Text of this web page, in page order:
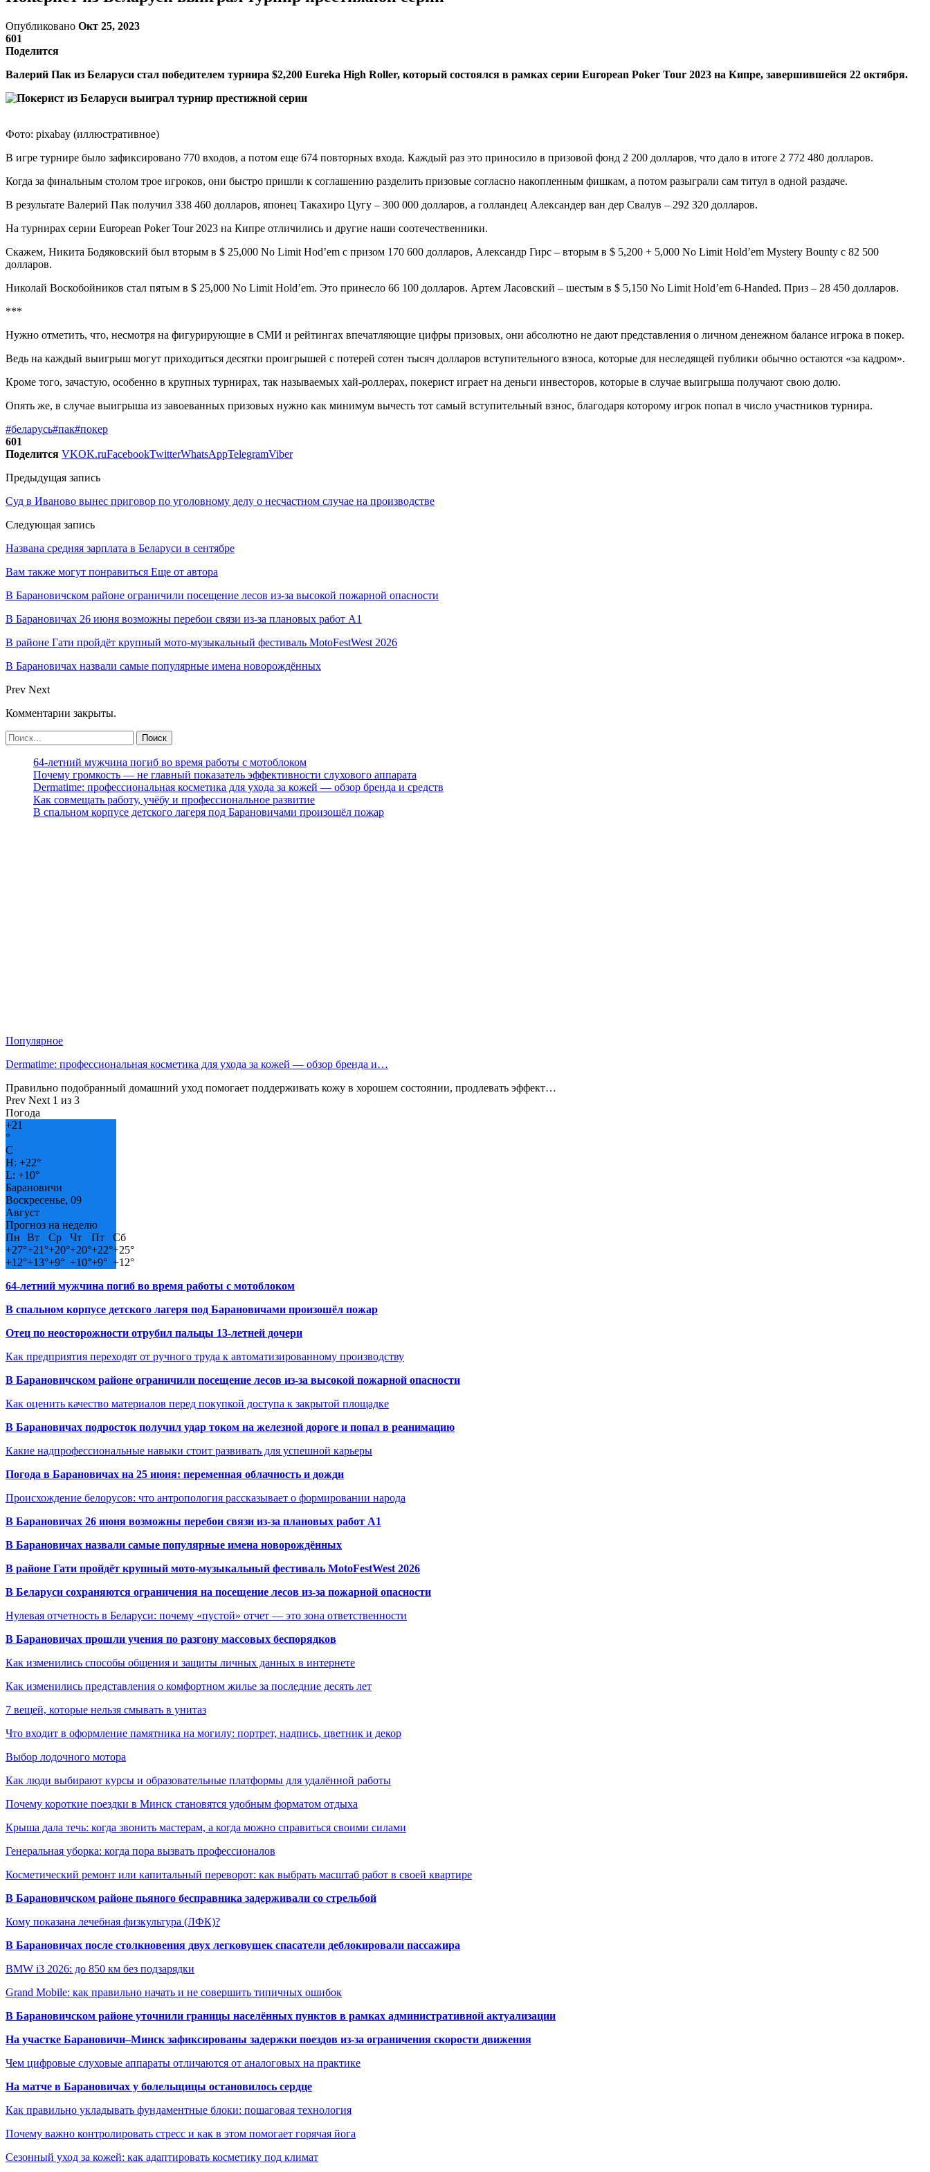
Опубликовано Окт 25, 2023
601
Поделится
Валерий Пак из Беларуси стал победителем турнира $2,200 Eureka High Roller, который состоялся в рамках серии European Poker Tour 2023 на Кипре, завершившейся 22 октября.
Фото: pixabay (иллюстративное)
В игре турнире было зафиксировано 770 входов, а потом еще 674 повторных входа. Каждый раз это приносило в призовой фонд 2 200 долларов, что дало в итоге 2 772 480 долларов.
Когда за финальным столом трое игроков, они быстро пришли к соглашению разделить призовые согласно накопленным фишкам, а потом разыграли сам титул в одной раздаче.
В результате Валерий Пак получил 338 460 долларов, японец Такахиро Цугу – 300 000 долларов, а голландец Александер ван дер Свалув – 292 320 долларов.
На турнирах серии European Poker Tour 2023 на Кипре отличились и другие наши соотечественники.
Скажем, Никита Бодяковский был вторым в $ 25,000 No Limit Hod’em с призом 170 600 долларов, Александр Гирс – вторым в $ 5,200 + 5,000 No Limit Hold’em Mystery Bounty с 82 500
долларов.
Николай Воскобойников стал пятым в $ 25,000 No Limit Hold’em. Это принесло 66 100 долларов. Артем Ласовский – шестым в $ 5,150 No Limit Hold’em 6-Handed. Приз – 28 450 долларов.
***
Нужно отметить, что, несмотря на фигурирующие в СМИ и рейтингах впечатляющие цифры призовых, они абсолютно не дают представления о личном денежном балансе игрока в покер.
Ведь на каждый выигрыш могут приходиться десятки проигрышей с потерей сотен тысяч долларов вступительного взноса, которые для неследящей публики обычно остаются «за кадром».
Кроме того, зачастую, особенно в крупных турнирах, так называемых хай-роллерах, покерист играет на деньги инвесторов, которые в случае выигрыша получают свою долю.
Опять же, в случае выигрыша из завоеванных призовых нужно как минимум вычесть тот самый вступительный взнос, благодаря которому игрок попал в число участников турнира.
#беларусь#пак#покер
601
Поделится VKOK.ruFacebookTwitterWhatsAppTelegramViber
Предыдущая запись
Суд в Иваново вынес приговор по уголовному делу о несчастном случае на производстве
Следующая запись
Названа средняя зарплата в Беларуси в сентябре
Вам также могут понравиться Еще от автора
В Барановичском районе ограничили посещение лесов из-за высокой пожарной опасности
В Барановичах 26 июня возможны перебои связи из-за плановых работ A1
В районе Гати пройдёт крупный мото-музыкальный фестиваль MotoFestWest 2026
В Барановичах назвали самые популярные имена новорождённых
Prev Next
Комментарии закрыты.
64-летний мужчина погиб во время работы с мотоблоком
Почему громкость — не главный показатель эффективности слухового аппарата
Dermatime: профессиональная косметика для ухода за кожей — обзор бренда и средств
Как совмещать работу, учёбу и профессиональное развитие
В спальном корпусе детского лагеря под Барановичами произошёл пожар
Популярное
Dermatime: профессиональная косметика для ухода за кожей — обзор бренда и…
Правильно подобранный домашний уход помогает поддерживать кожу в хорошем состоянии, продлевать эффект…
Prev Next 1 из 3
Погода
+21
°
C
H: +22°
L: +10°
Барановичи
Воскресенье, 09
Август
Прогноз на неделю
Пн
Вт Ср Чт Пт
Сб
+27°+21°+20°+20°+22°+25°
+12°+13°+9° +10°+9° +12°
64-летний мужчина погиб во время работы с мотоблоком
В спальном корпусе детского лагеря под Барановичами произошёл пожар
Отец по неосторожности отрубил пальцы 13-летней дочери
Как предприятия переходят от ручного труда к автоматизированному производству
В Барановичском районе ограничили посещение лесов из-за высокой пожарной опасности
Как оценить качество материалов перед покупкой доступа к закрытой площадке
В Барановичах подросток получил удар током на железной дороге и попал в реанимацию
Какие надпрофессиональные навыки стоит развивать для успешной карьеры
Погода в Барановичах на 25 июня: переменная облачность и дожди
Происхождение белорусов: что антропология рассказывает о формировании народа
В Барановичах 26 июня возможны перебои связи из-за плановых работ A1
В Барановичах назвали самые популярные имена новорождённых
В районе Гати пройдёт крупный мото-музыкальный фестиваль MotoFestWest 2026
В Беларуси сохраняются ограничения на посещение лесов из-за пожарной опасности
Нулевая отчетность в Беларуси: почему «пустой» отчет — это зона ответственности
В Барановичах прошли учения по разгону массовых беспорядков
Как изменились способы общения и защиты личных данных в интернете
Как изменились представления о комфортном жилье за последние десять лет
7 вещей, которые нельзя смывать в унитаз
Что входит в оформление памятника на могилу: портрет, надпись, цветник и декор
Выбор лодочного мотора
Как люди выбирают курсы и образовательные платформы для удалённой работы
Почему короткие поездки в Минск становятся удобным форматом отдыха
Крыша дала течь: когда звонить мастерам, а когда можно справиться своими силами
Генеральная уборка: когда пора вызвать профессионалов
Косметический ремонт или капитальный переворот: как выбрать масштаб работ в своей квартире
В Барановичском районе пьяного бесправника задерживали со стрельбой
Кому показана лечебная физкультура (ЛФК)?
В Барановичах после столкновения двух легковушек спасатели деблокировали пассажира
BMW i3 2026: до 850 км без подзарядки
Grand Mobile: как правильно начать и не совершить типичных ошибок
В Барановичском районе уточнили границы населённых пунктов в рамках административной актуализации
На участке Барановичи–Минск зафиксированы задержки поездов из-за ограничения скорости движения
Чем цифровые слуховые аппараты отличаются от аналоговых на практике
На матче в Барановичах у болельщицы остановилось сердце
Как правильно укладывать фундаментные блоки: пошаговая технология
Почему важно контролировать стресс и как в этом помогает горячая йога
Сезонный уход за кожей: как адаптировать косметику под климат